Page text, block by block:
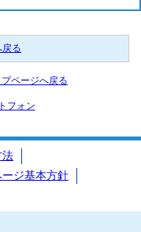
る
プページへ戻る
フォン
法
ジ基本方針